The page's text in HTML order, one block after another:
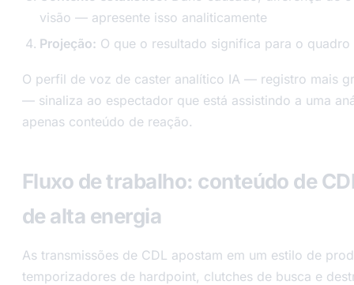
visão — apresente isso analiticamente
Projeção: O que o resultado significa para o
O perfil de voz de caster analítico IA — registro mais
— sinaliza ao espectador que está assistindo a uma
apenas conteúdo de reação.
Fluxo de trabalho: conteúdo de
de alta energia
As transmissões de CDL apostam em um estilo de
temporizadores de hardpoint, clutches de busca e